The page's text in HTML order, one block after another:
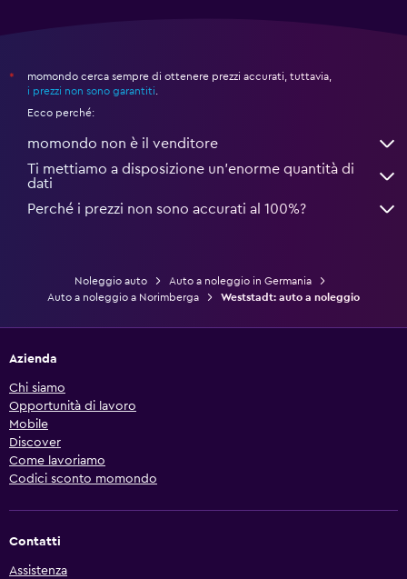
*
momondo cerca sempre di ottenere prezzi accurati, tuttavia,
i prezzi non sono garantiti.
Ecco perché:
momondo non è il venditore
Ti mettiamo a disposizione un’enorme quantità di
dati
Perché i prezzi non sono accurati al 100%?
Noleggio auto
Auto a noleggio in Germania
Auto a noleggio a Norimberga
Weststadt: auto a noleggio
Azienda
Chi siamo
Opportunità di lavoro
Mobile
Discover
Come lavoriamo
Codici sconto momondo
Contatti
Assistenza